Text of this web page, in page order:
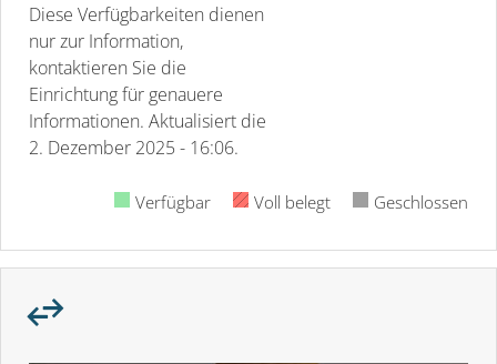
Diese Verfügbarkeiten dienen
nur zur Information,
kontaktieren Sie die
Einrichtung für genauere
Informationen. Aktualisiert die
2. Dezember 2025 - 16:06.
Verfügbar Voll belegt Geschlossen